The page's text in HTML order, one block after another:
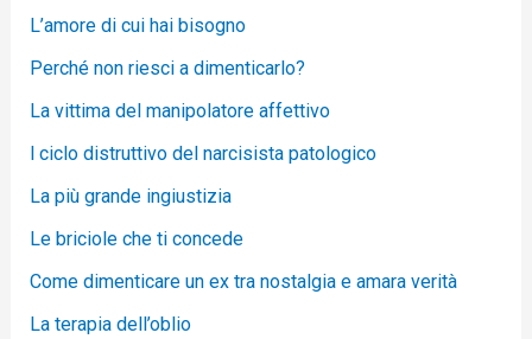
L’amore di cui hai bisogno
Perché non riesci a dimenticarlo?
La vittima del manipolatore affettivo
l ciclo distruttivo del narcisista patologico
La più grande ingiustizia
Le briciole che ti concede
Come dimenticare un ex tra nostalgia e amara verità
La terapia dell’oblio